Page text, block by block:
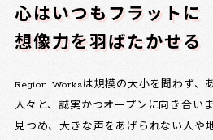
心はいつもフラットに
想像力を羽ばたかせる
Region Worksは規模の大小を問わず、
人々と、誠実かつオープンに向き合い
見つめ、大きな声をあげられない人や